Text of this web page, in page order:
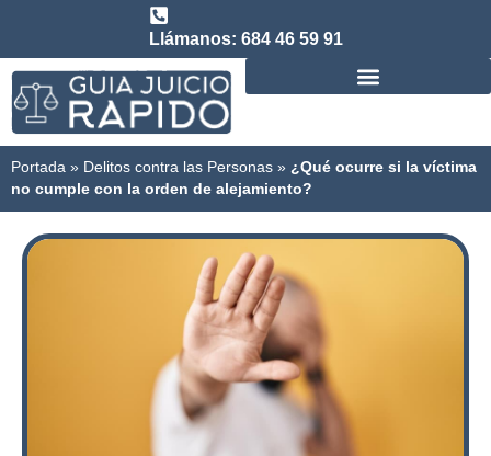
Llámanos: 684 46 59 91
Portada » Delitos contra las Personas » ¿Qué ocurre si la víctima
no cumple con la orden de alejamiento?